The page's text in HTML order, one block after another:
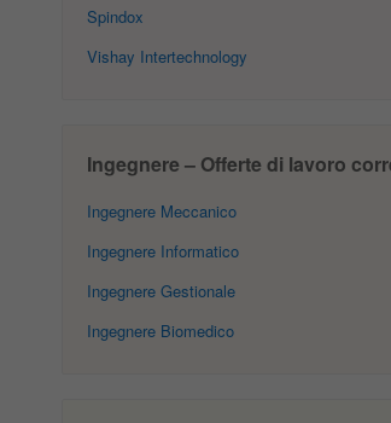
Spindox
Vishay Intertechnology
Ingegnere – Offerte di lavoro
Ingegnere Meccanico
Ingegnere Informatico
Ingegnere Gestionale
Ingegnere Biomedico